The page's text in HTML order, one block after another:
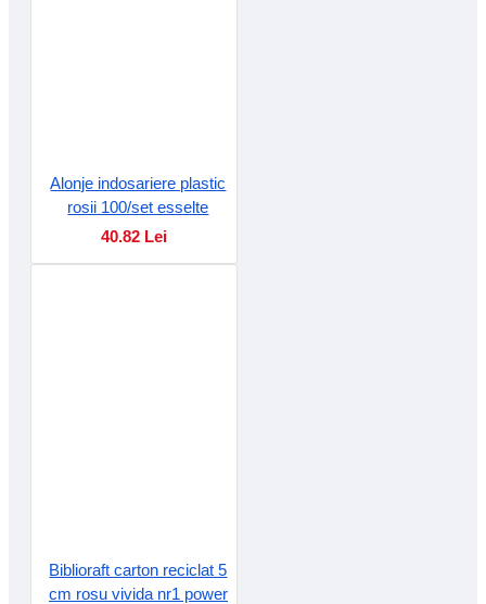
Alonje indosariere plastic
rosii 100/set esselte
40.82 Lei
Biblioraft carton reciclat 5
cm rosu vivida nr1 power